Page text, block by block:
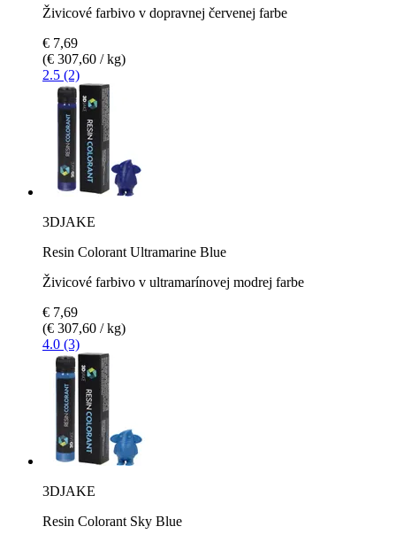
Živicové farbivo v dopravnej červenej farbe
€ 7,69
(€ 307,60 / kg)
2.5 (2)
3DJAKE
Resin Colorant Ultramarine Blue
Živicové farbivo v ultramarínovej modrej farbe
€ 7,69
(€ 307,60 / kg)
4.0 (3)
3DJAKE
Resin Colorant Sky Blue